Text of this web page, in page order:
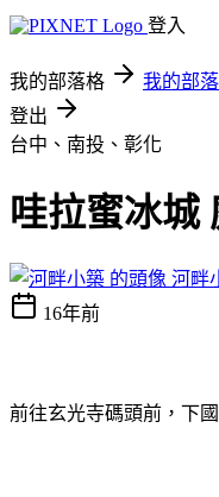
登入
我的部落格 我的部
登出
台中、南投、彰化
哇拉蜜冰城
河畔
16年前
前往玄光寺碼頭前，下